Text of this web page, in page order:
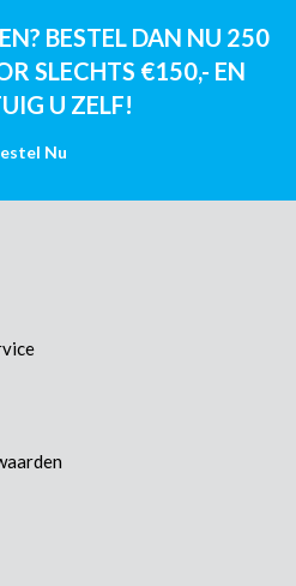
BESTEL DAN NU 250
SLECHTS €150,- EN
U ZELF!
Nu